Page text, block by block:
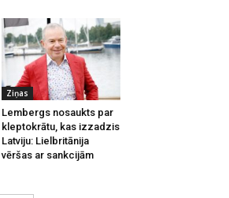
Ziņas
Lembergs nosaukts par
kleptokrātu, kas izzadzis
Latviju: Lielbritānija
vēršas ar sankcijām